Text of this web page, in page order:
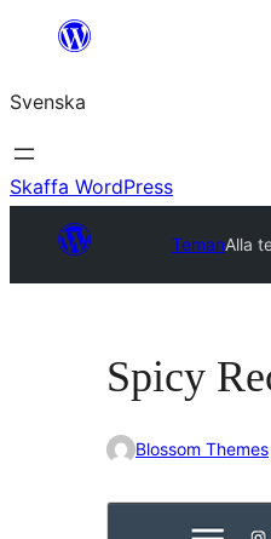
Hoppa
innehåll
Svenska
Skaffa WordPress
TemanAlla
Spicy
Blossom Themes